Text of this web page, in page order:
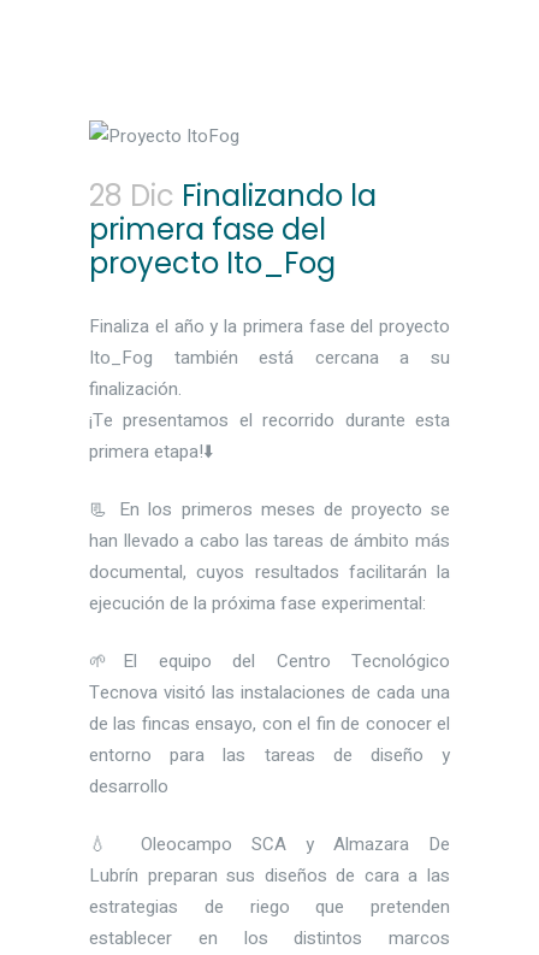
28 Dic Finalizando la
primera fase del
proyecto Ito_Fog
Finaliza el año y la primera fase del proyecto
Ito_Fog también está cercana a su
finalización.
¡Te presentamos el recorrido durante esta
primera etapa!⬇️
📃 En los primeros meses de proyecto se
han llevado a cabo las tareas de ámbito más
documental, cuyos resultados facilitarán la
ejecución de la próxima fase experimental:
🌱El equipo del Centro Tecnológico
Tecnova visitó las instalaciones de cada una
de las fincas ensayo, con el fin de conocer el
entorno para las tareas de diseño y
desarrollo
💧 Oleocampo SCA y Almazara De
Lubrín preparan sus diseños de cara a las
estrategias de riego que pretenden
establecer en los distintos marcos